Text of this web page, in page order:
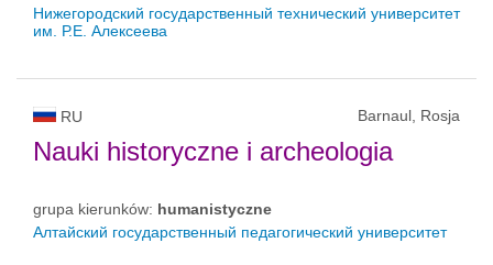
Нижегородский государственный технический университет
им. Р.Е. Алексеева
RU Barnaul, Rosja
Nauki historyczne i archeologia
grupa kierunków: humanistyczne
Алтайский государственный педагогический университет